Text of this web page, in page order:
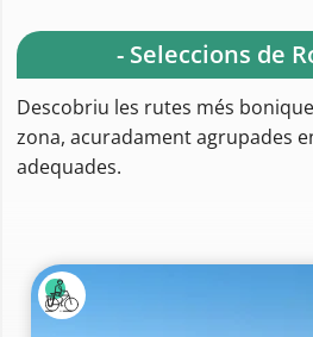
- Seleccions de
Descobriu les rutes més
zona, acuradament agrupades
adequades.